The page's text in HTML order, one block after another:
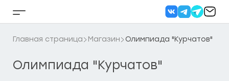
Кнопка
бокового
меню
Главная страница Магазин Олимпиада "Курчатов"
Олимпиада "Курчатов"